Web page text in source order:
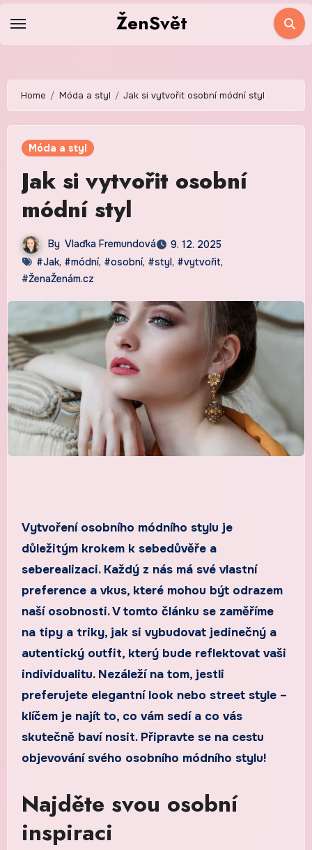
ŽenSvět
Home Móda a styl Jak si vytvořit osobní módní styl
Móda a styl
Jak si vytvořit osobní
módní styl
By Vlaďka Fremundová
9. 12. 2025
#Jak, #módní, #osobní, #styl, #vytvořit,
#ŽenaŽenám.cz
Vytvoření osobního módního stylu je
důležitým krokem k sebedůvěře a
seberealizaci. Každý z nás má své vlastní
preference a vkus, které mohou být odrazem
naší osobnosti. V tomto článku se zaměříme
na tipy a triky, jak si vybudovat jedinečný a
autentický outfit, který bude reflektovat vaši
individualitu. Nezáleží na tom, jestli
preferujete elegantní look nebo street style –
klíčem je najít to, co vám sedí a co vás
skutečně baví nosit. Připravte se na cestu
objevování svého osobního módního stylu!
Najděte svou osobní
inspiraci